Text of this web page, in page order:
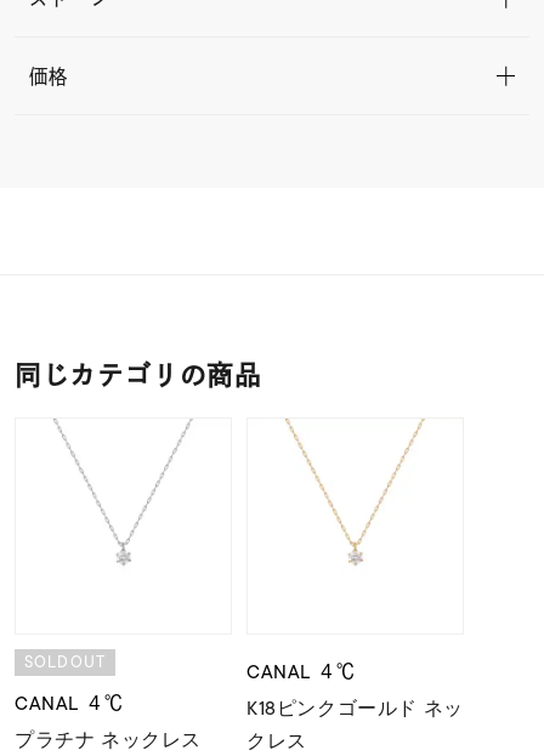
価格
同じカテゴリの商品
SOLDOUT
CANAL ４℃
プラチナ ネックレス
CANAL ４℃
K18ピンクゴールド ネッ
クレス